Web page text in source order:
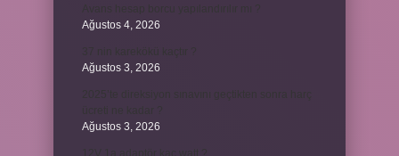
Ağustos 4, 2026
Ağustos 3, 2026
Ağustos 3, 2026